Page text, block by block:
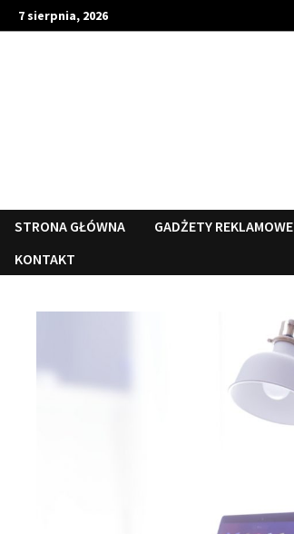
Skip
to
7 sierpnia, 2026
STRONA GŁÓWNA GADŻETY REKLAMOWE
KONTAKT